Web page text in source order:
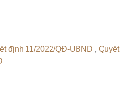
định 11/2022/QĐ-UBND , Quyết